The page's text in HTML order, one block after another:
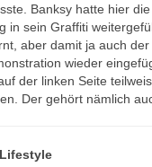
NPs
Banksy hatte hier
in sein Graffiti
aber damit ja auch
wieder
der linken Seite
Der gehört nämlich